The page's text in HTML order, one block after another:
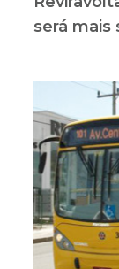
será mais